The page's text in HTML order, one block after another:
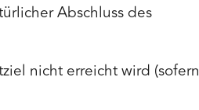
Abschluss des
nicht erreicht wird (sofern